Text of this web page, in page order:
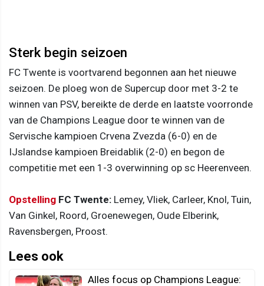
Sterk begin seizoen
FC Twente is voortvarend begonnen aan het nieuwe
seizoen. De ploeg won de Supercup door met 3-2 te
winnen van PSV, bereikte de derde en laatste voorronde
van de Champions League door te winnen van de
Servische kampioen Crvena Zvezda (6-0) en de
IJslandse kampioen Breidablik (2-0) en begon de
competitie met een 1-3 overwinning op sc Heerenveen.
Opstelling FC Twente: Lemey, Vliek, Carleer, Knol, Tuin,
Van Ginkel, Roord, Groenewegen, Oude Elberink,
Ravensbergen, Proost.
Lees ook
Alles focus op Champions League: